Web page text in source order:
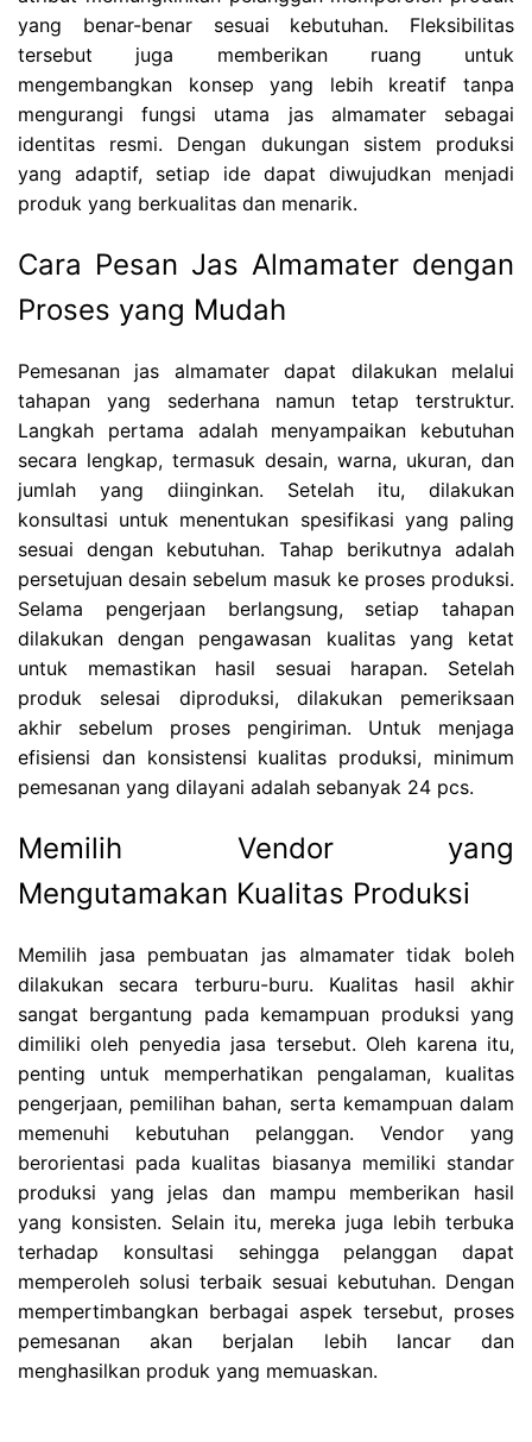
yang benar-benar sesuai kebutuhan. Fleksibilitas
tersebut juga memberikan ruang untuk
mengembangkan konsep yang lebih kreatif tanpa
mengurangi fungsi utama jas almamater sebagai
identitas resmi. Dengan dukungan sistem produksi
yang adaptif, setiap ide dapat diwujudkan menjadi
produk yang berkualitas dan menarik.
Cara Pesan Jas Almamater dengan
Proses yang Mudah
Pemesanan jas almamater dapat dilakukan melalui
tahapan yang sederhana namun tetap terstruktur.
Langkah pertama adalah menyampaikan kebutuhan
secara lengkap, termasuk desain, warna, ukuran, dan
jumlah yang diinginkan. Setelah itu, dilakukan
konsultasi untuk menentukan spesifikasi yang paling
sesuai dengan kebutuhan. Tahap berikutnya adalah
persetujuan desain sebelum masuk ke proses produksi.
Selama pengerjaan berlangsung, setiap tahapan
dilakukan dengan pengawasan kualitas yang ketat
untuk memastikan hasil sesuai harapan. Setelah
produk selesai diproduksi, dilakukan pemeriksaan
akhir sebelum proses pengiriman. Untuk menjaga
efisiensi dan konsistensi kualitas produksi, minimum
pemesanan yang dilayani adalah sebanyak 24 pcs.
Memilih Vendor yang
Mengutamakan Kualitas Produksi
Memilih jasa pembuatan jas almamater tidak boleh
dilakukan secara terburu-buru. Kualitas hasil akhir
sangat bergantung pada kemampuan produksi yang
dimiliki oleh penyedia jasa tersebut. Oleh karena itu,
penting untuk memperhatikan pengalaman, kualitas
pengerjaan, pemilihan bahan, serta kemampuan dalam
memenuhi kebutuhan pelanggan. Vendor yang
berorientasi pada kualitas biasanya memiliki standar
produksi yang jelas dan mampu memberikan hasil
yang konsisten. Selain itu, mereka juga lebih terbuka
terhadap konsultasi sehingga pelanggan dapat
memperoleh solusi terbaik sesuai kebutuhan. Dengan
mempertimbangkan berbagai aspek tersebut, proses
pemesanan akan berjalan lebih lancar dan
menghasilkan produk yang memuaskan.